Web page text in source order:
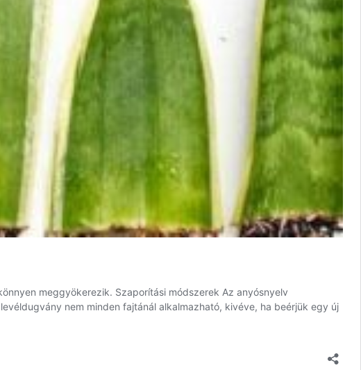
meggyökerezik. Szaporítási módszerek Az anyósnyelv
nem minden fajtánál alkalmazható, kivéve, ha beérjük egy új